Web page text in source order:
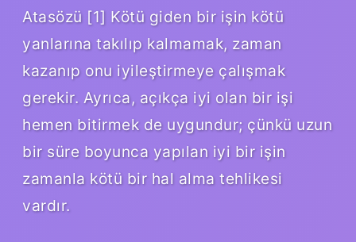
Atasözü [1] Kötü giden bir işin kötü
yanlarına takılıp kalmamak, zaman
kazanıp onu iyileştirmeye çalışmak
gerekir. Ayrıca, açıkça iyi olan bir işi
hemen bitirmek de uygundur; çünkü uzun
bir süre boyunca yapılan iyi bir işin
zamanla kötü bir hal alma tehlikesi
vardır.